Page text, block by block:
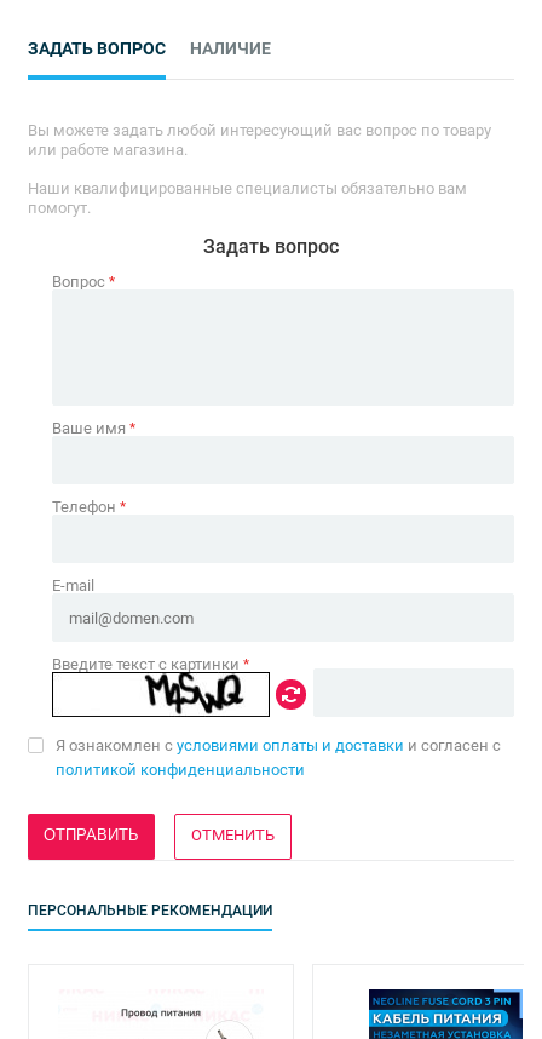
ЗАДАТЬ ВОПРОС НАЛИЧИЕ
Вы можете задать любой интересующий вас вопрос по товару
или работе магазина.
Наши квалифицированные специалисты обязательно вам
помогут.
Задать вопрос
Вопрос *
Ваше имя *
Телефон *
E-mail
Введите текст с картинки *
Я ознакомлен с условиями оплаты и доставки и согласен с
политикой конфиденциальности
ОТМЕНИТЬ
ПЕРСОНАЛЬНЫЕ РЕКОМЕНДАЦИИ